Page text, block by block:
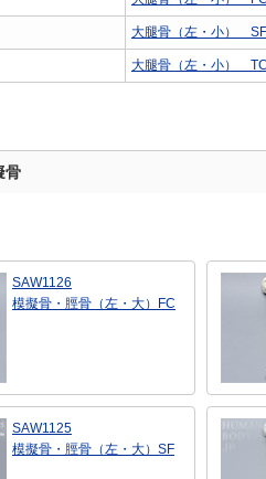
大腿骨（左・小） SF
大腿骨（左・小）
骨
SAW1126
模擬骨・脛骨（左・大）FC
SAW1125
模擬骨・脛骨（左・大）SF